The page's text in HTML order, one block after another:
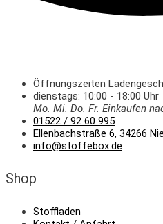
Öffnungszeiten
dienstags: 10:00 - 18:00 Uhr
Mo. Mi. Do. Fr. Einkaufen
01522 / 92 60 995
Ellenbachstraße 6, 34266
info@stoffebox.de
Shop
Stoffladen